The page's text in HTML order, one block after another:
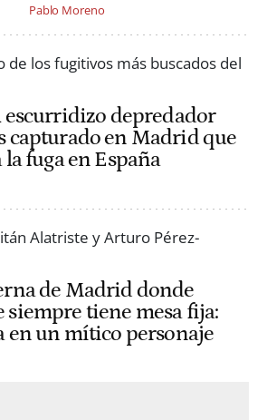
Pablo Moreno
escurridizo depredador
capturado en Madrid que
la fuga en España
de Madrid donde
siempre tiene mesa fija:
en un mítico personaje